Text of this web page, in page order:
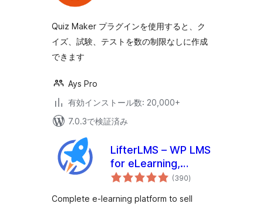
Quiz Maker プラグインを使用すると、ク
イズ、試験、テストを数の制限なしに作成
できます
Ays Pro
有効インストール数: 20,000+
7.0.3で検証済み
LifterLMS – WP LMS
for eLearning,
Online Courses, &
(390個
の
価
)
Complete e-learning platform to sell